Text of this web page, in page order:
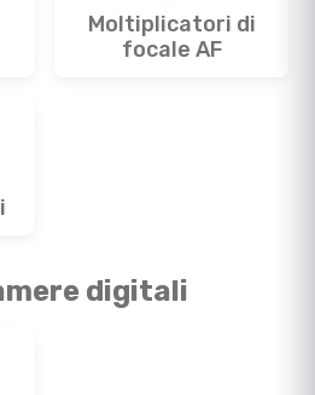
Moltiplicatori di
focale AF
digitali